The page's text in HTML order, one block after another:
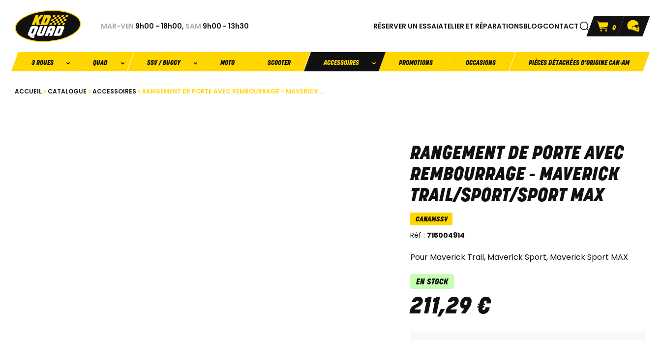
MAR-VEN 9h00 - 18h00, SAM 9h00 - 13h30 RÉSERVER UN ESSAIATELIER ET RÉPARATIONSBLOGCONTACT 0
3 ROUES QUAD SSV / BUGGY MOTO SCOOTER ACCESSOIRES PROMOTIONS OCCASIONS PIÈCES DÉTACHÉES D'ORIGINE CAN-AM
ACCUEIL CATALOGUE ACCESSOIRES RANGEMENT DE PORTE AVEC REMBOURRAGE - MAVERICK ...
RANGEMENT DE PORTE AVEC
REMBOURRAGE - MAVERICK
TRAIL/SPORT/SPORT MAX
CANAMSSV
Réf : 715004914
Pour Maverick Trail, Maverick Sport, Maverick Sport MAX
EN STOCK
211,29 €